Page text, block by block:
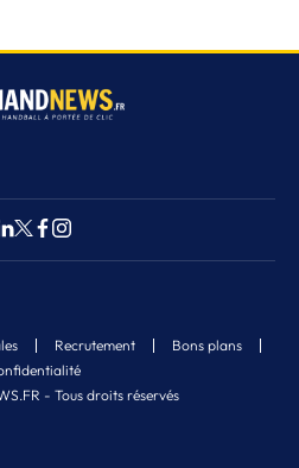
- Tous droits réservés
Recrutement
Bons plans